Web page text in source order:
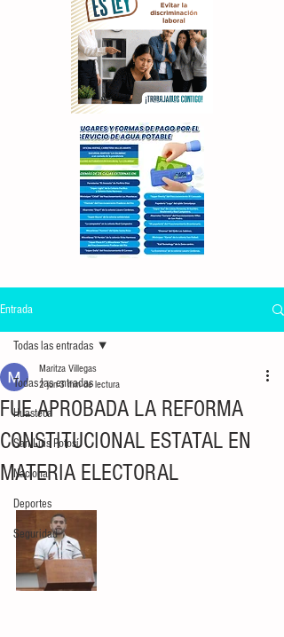
Entrada
Todas las entradas
Huasteca
San Luis Potosí
Nacional
Deportes
Seguridad
Todas las entradas
FUE APROBADA LA REFORMA
CONSTITUCIONAL ESTATAL EN
MATERIA ELECTORAL
Maritza Villegas
2 jun3 min de lectura